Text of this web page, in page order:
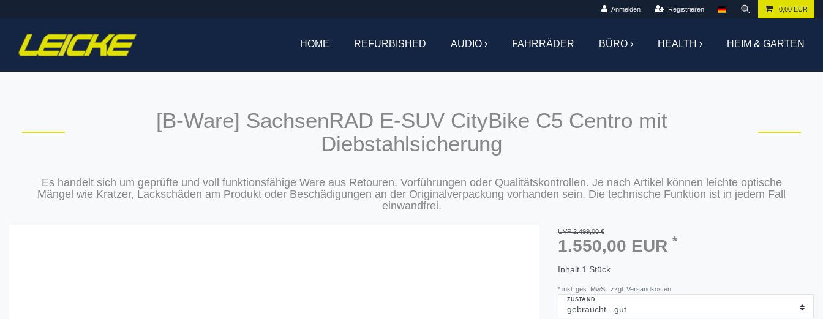
Anmelden Registrieren 0,00 EUR
HOME REFURBISHED AUDIO › FAHRRÄDER BÜRO › HEALTH › HEIM & GARTEN
[B-Ware] SachsenRAD E-SUV CityBike C5 Centro mit
Diebstahlsicherung
Es handelt sich um geprüfte und voll funktionsfähige Ware aus Retouren, Vorführungen oder Qualitätskontrollen. Je nach Artikel können leichte optische
Mängel wie Kratzer, Lackschäden am Produkt oder Beschädigungen an der Originalverpackung vorhanden sein. Die technische Funktion ist in jedem Fall
einwandfrei.
UVP 2.499,00 €
1.550,00 EUR *
Inhalt 1 Stück
* inkl. ges. MwSt. zzgl. Versandkosten
ZUSTAND